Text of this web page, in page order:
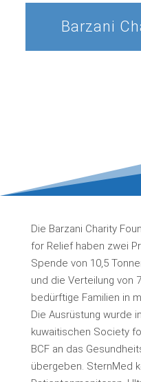
Barzani
Die Barzani Charity
for Relief haben zwei
Spende von 10,5
und die Verteilung von
bedürftige Familien in
Die Ausrüstung wurde
kuwaitischen Society
BCF an das
übergeben. SternMed